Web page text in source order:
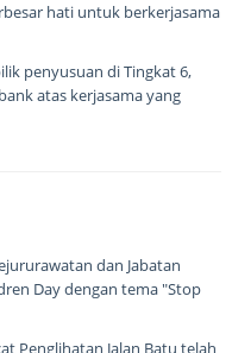
hati untuk berkerjasama
penyusuan di Tingkat 6,
atas kerjasama yang
dan Jabatan
Day dengan tema "Stop
Penglihatan Jalan Batu telah